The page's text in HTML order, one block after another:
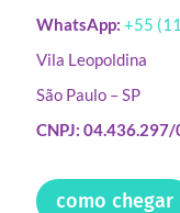
WhatsApp: +55
Vila Leopoldina
São Paulo – SP
CNPJ:
como chegar